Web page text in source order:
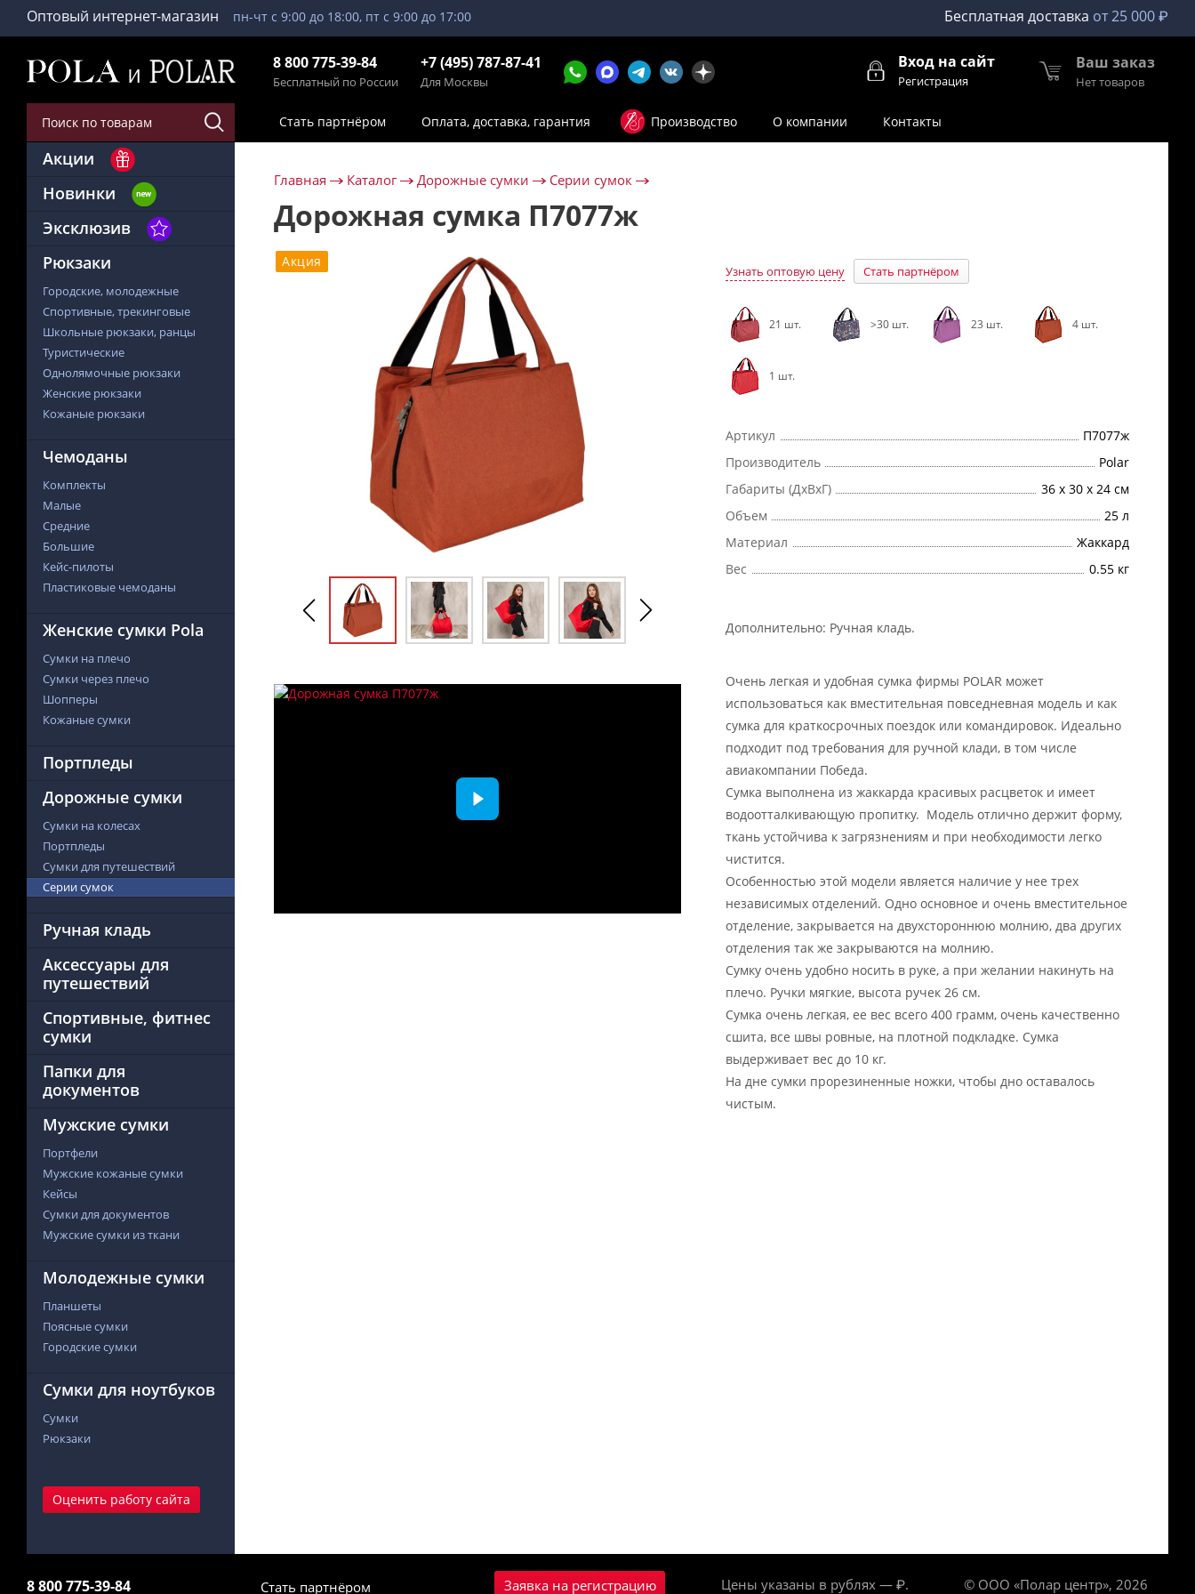
Оптовый интернет-магазин пн-чт с 9:00 до 18:00, пт с 9:00 до 17:00 Бесплатная доставка от 25 000 ₽
8 800 775-39-84
Бесплатный по России
+7 (495) 787-87-41
Для Москвы
Вход на сайт
Регистрация
Ваш заказ
Нет товаров
Стать партнёром Оплата, доставка, гарантия Производство О компании Контакты
Акции
Новинки
Эксклюзив
Рюкзаки
Городские, молодежные
Спортивные, трекинговые
Школьные рюкзаки, ранцы
Туристические
Однолямочные рюкзаки
Женские рюкзаки
Кожаные рюкзаки
Чемоданы
Комплекты
Малые
Средние
Большие
Кейс-пилоты
Пластиковые чемоданы
Женские сумки Pola
Сумки на плечо
Сумки через плечо
Шопперы
Кожаные сумки
Портпледы
Дорожные сумки
Сумки на колесах
Портпледы
Сумки для путешествий
Серии сумок
Ручная кладь
Аксессуары для
путешествий
Спортивные, фитнес
сумки
Папки для
документов
Мужские сумки
Портфели
Мужские кожаные сумки
Кейсы
Сумки для документов
Мужские сумки из ткани
Молодежные сумки
Планшеты
Поясные сумки
Городские сумки
Сумки для ноутбуков
Сумки
Рюкзаки
Оценить работу сайта
Главная Каталог Дорожные сумки Серии сумок
Дорожная сумка П7077ж
Акция
Узнать оптовую цену Стать партнёром
21 шт. >30 шт. 23 шт. 4 шт.
1 шт.
Артикул
П7077ж
Производитель
Polar
Габариты (ДхВхГ)
36 х 30 х 24 см
Объем
25 л
Материал
Жаккард
Вес
0.55 кг
Дополнительно: Ручная кладь.
Очень легкая и удобная сумка фирмы POLAR может
использоваться как вместительная повседневная модель и как
сумка для краткосрочных поездок или командировок. Идеально
подходит под требования для ручной клади, в том числе
авиакомпании Победа.
Сумка выполнена из жаккарда красивых расцветок и имеет
водоотталкивающую пропитку. Модель отлично держит форму,
ткань устойчива к загрязнениям и при необходимости легко
чистится.
Особенностью этой модели является наличие у нее трех
независимых отделений. Одно основное и очень вместительное
отделение, закрывается на двухстороннюю молнию, два других
отделения так же закрываются на молнию.
Сумку очень удобно носить в руке, а при желании накинуть на
плечо. Ручки мягкие, высота ручек 26 см.
Сумка очень легкая, ее вес всего 400 грамм, очень качественно
сшита, все швы ровные, на плотной подкладке. Сумка
выдерживает вес до 10 кг.
На дне сумки прорезиненные ножки, чтобы дно оставалось
чистым.
8 800 775-39-84 Стать партнёром Заявка на регистрацию Цены указаны в рублях — ₽. © ООО «Полар центр», 2026